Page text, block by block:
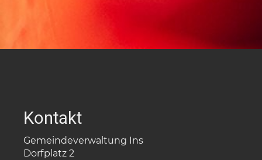
Kontakt
Gemeindeverwaltung Ins
Dorfplatz 2